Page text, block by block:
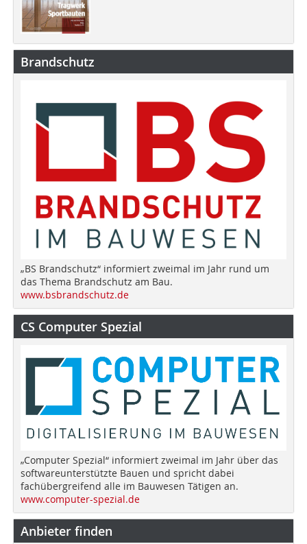
Brandschutz
„BS Brandschutz“ informiert zweimal im Jahr rund um
das Thema Brandschutz am Bau.
www.bsbrandschutz.de
CS Computer Spezial
„Computer Spezial“ informiert zweimal im Jahr über das
softwareunterstützte Bauen und spricht dabei
fachübergreifend alle im Bauwesen Tätigen an.
www.computer-spezial.de
Anbieter finden